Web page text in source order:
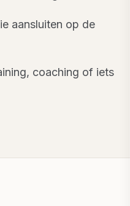
aansluiten op de
coaching of iets